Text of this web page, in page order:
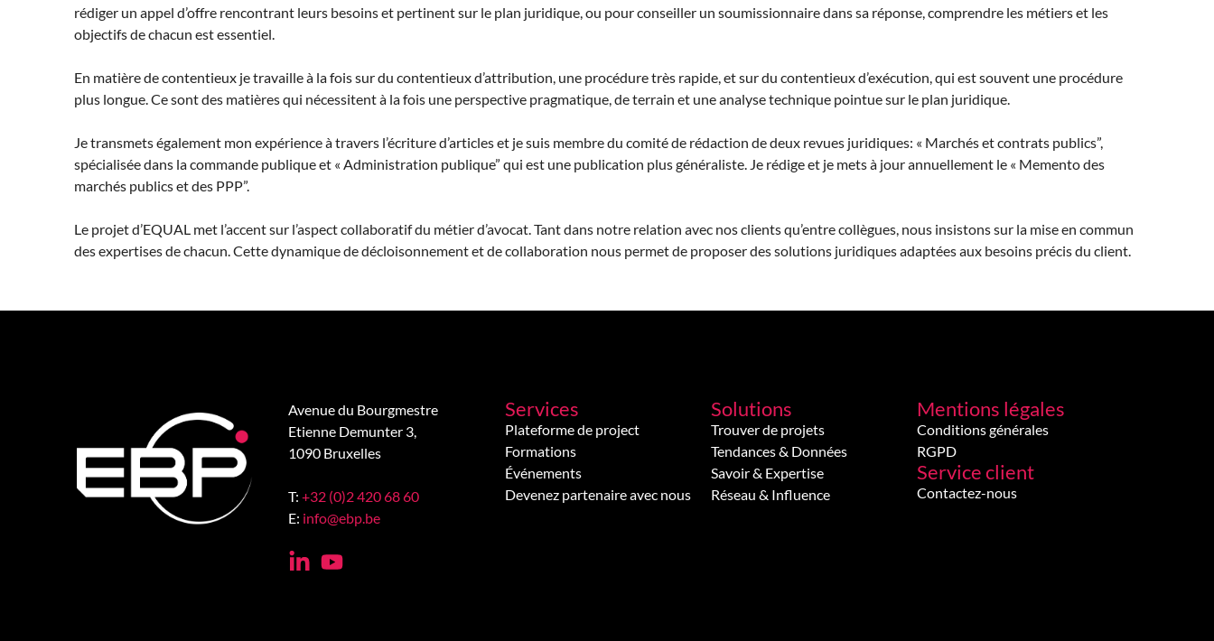
rédiger un appel d’offre rencontrant leurs besoins et pertinent sur le plan juridique, ou pour conseiller un soumissionnaire dans sa réponse, comprendre les métiers et les
objectifs de chacun est essentiel.
En matière de contentieux je travaille à la fois sur du contentieux d’attribution, une procédure très rapide, et sur du contentieux d’exécution, qui est souvent une procédure
plus longue. Ce sont des matières qui nécessitent à la fois une perspective pragmatique, de terrain et une analyse technique pointue sur le plan juridique.
Je transmets également mon expérience à travers l’écriture d’articles et je suis membre du comité de rédaction de deux revues juridiques: « Marchés et contrats publics”,
spécialisée dans la commande publique et « Administration publique” qui est une publication plus généraliste. Je rédige et je mets à jour annuellement le « Memento des
marchés publics et des PPP”.
Le projet d’EQUAL met l’accent sur l’aspect collaboratif du métier d’avocat. Tant dans notre relation avec nos clients qu’entre collègues, nous insistons sur la mise en commun
des expertises de chacun. Cette dynamique de décloisonnement et de collaboration nous permet de proposer des solutions juridiques adaptées aux besoins précis du client.
Avenue du Bourgmestre
Etienne Demunter 3,
1090 Bruxelles
T: +32 (0)2 420 68 60
E: info@ebp.be
Services
Plateforme de project
Formations
Événements
Devenez partenaire avec nous
Solutions
Trouver de projets
Tendances & Données
Savoir & Expertise
Réseau & Influence
Mentions légales
Conditions générales
RGPD
Service client
Contactez-nous